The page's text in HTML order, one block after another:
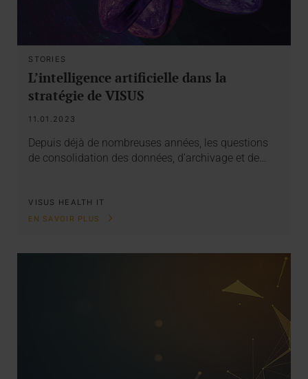
STORIES
L’intelligence artificielle dans la
stratégie de VISUS
11.01.2023
Depuis déjà de nombreuses années, les questions
de consolidation des données, d’archivage et de…
VISUS HEALTH IT
EN SAVOIR PLUS